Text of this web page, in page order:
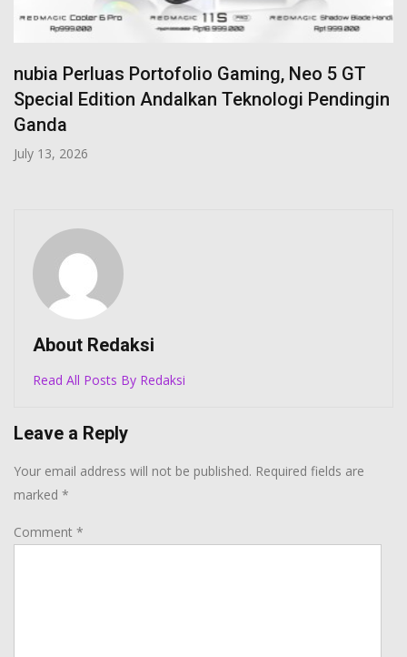
Baterai 8.000mAh Antar realme P4x Pecahkan
Rekor MURI
July 2, 2026
About Redaksi
Read All Posts By Redaksi
Leave a Reply
Your email address will not be published. Required fields are
marked *
Comment *